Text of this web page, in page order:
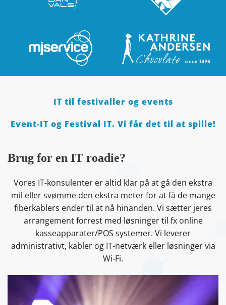
IT til festivaller og events
Event-IT og Festival IT. Vi får det til at spille!
Brug for en IT roadie?
Vores IT-konsulenter er altid klar på at gå den ekstra
mil eller svømme den ekstra meter for at få de mange
fiberkablers ender til at nå hinanden. Vi sætter jeres
arrangement forrest med løsninger til fx online
kasseapparater/POS systemer. Vi leverer
administrativt, kabler og IT-netværk eller løsninger via
Wi-Fi.